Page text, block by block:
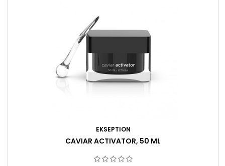
EKSEPTION
CAVIAR ACTIVATOR, 50 ML